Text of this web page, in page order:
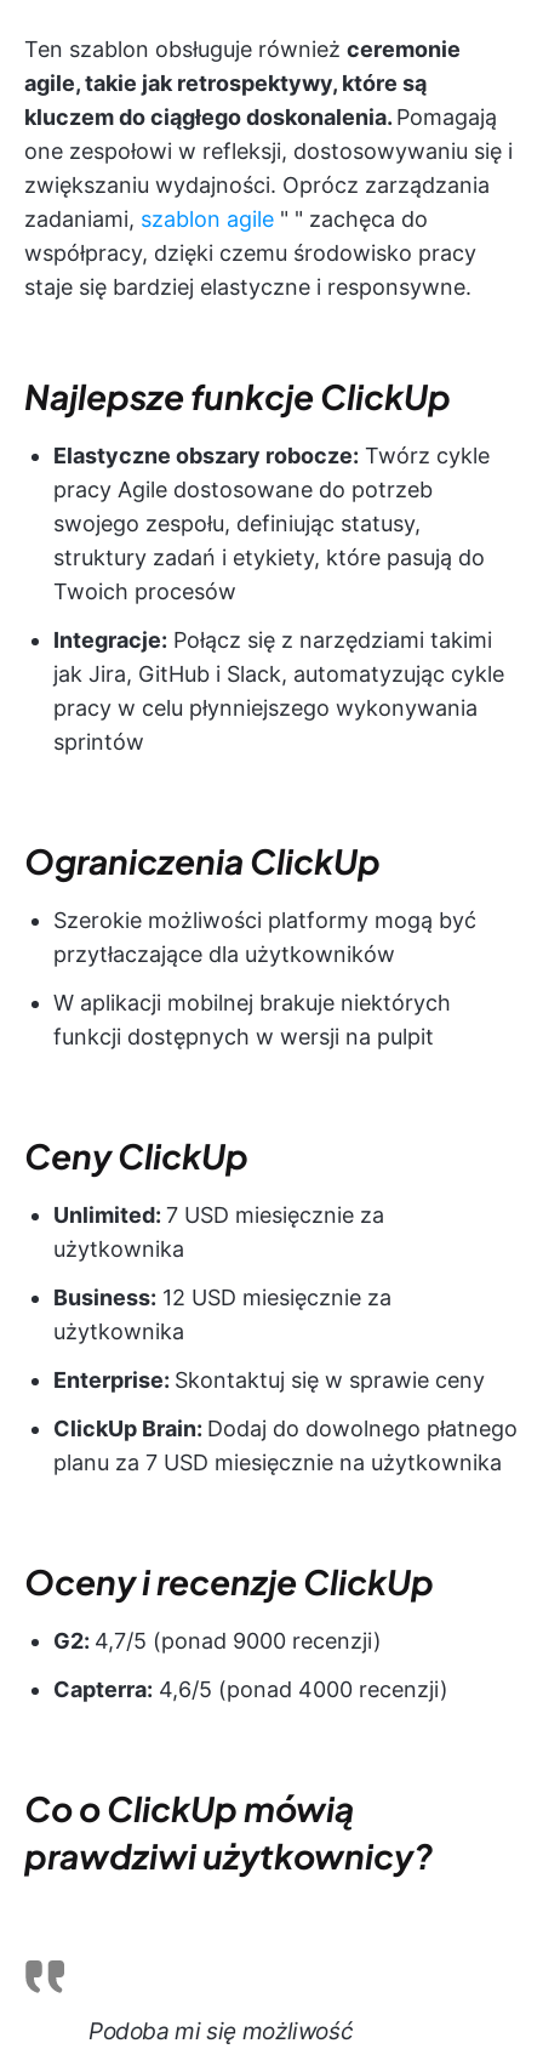
Ten szablon obsługuje również ceremonie
agile, takie jak retrospektywy, które są
kluczem do ciągłego doskonalenia. Pomagają
one zespołowi w refleksji, dostosowywaniu się i
zwiększaniu wydajności. Oprócz zarządzania
zadaniami, szablon agile " " zachęca do
współpracy, dzięki czemu środowisko pracy
staje się bardziej elastyczne i responsywne.
Najlepsze funkcje ClickUp
Elastyczne obszary robocze: Twórz cykle
pracy Agile dostosowane do potrzeb
swojego zespołu, definiując statusy,
struktury zadań i etykiety, które pasują do
Twoich procesów
Integracje: Połącz się z narzędziami takimi
jak Jira, GitHub i Slack, automatyzując cykle
pracy w celu płynniejszego wykonywania
sprintów
Ograniczenia ClickUp
Szerokie możliwości platformy mogą być
przytłaczające dla użytkowników
W aplikacji mobilnej brakuje niektórych
funkcji dostępnych w wersji na pulpit
Ceny ClickUp
Unlimited: 7 USD miesięcznie za
użytkownika
Business: 12 USD miesięcznie za
użytkownika
Enterprise: Skontaktuj się w sprawie ceny
ClickUp Brain: Dodaj do dowolnego płatnego
planu za 7 USD miesięcznie na użytkownika
Oceny i recenzje ClickUp
G2: 4,7/5 (ponad 9000 recenzji)
Capterra: 4,6/5 (ponad 4000 recenzji)
Co o ClickUp mówią
prawdziwi użytkownicy?
Podoba mi się możliwość